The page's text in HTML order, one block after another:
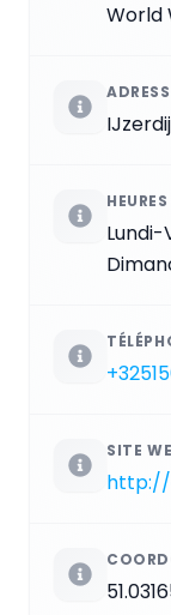
World
Lundi-
SITE
http://